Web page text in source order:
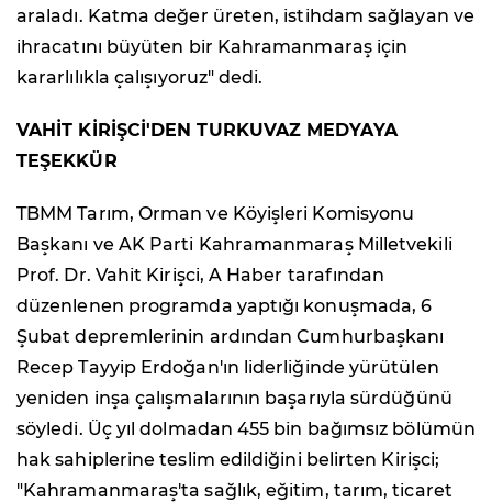
araladı. Katma değer üreten, istihdam sağlayan ve
ihracatını büyüten bir Kahramanmaraş için
kararlılıkla çalışıyoruz" dedi.
VAHİT KİRİŞCİ'DEN TURKUVAZ MEDYAYA
TEŞEKKÜR
TBMM Tarım, Orman ve Köyişleri Komisyonu
Başkanı ve AK Parti Kahramanmaraş Milletvekili
Prof. Dr. Vahit Kirişci, A Haber tarafından
düzenlenen programda yaptığı konuşmada, 6
Şubat depremlerinin ardından Cumhurbaşkanı
Recep Tayyip Erdoğan'ın liderliğinde yürütülen
yeniden inşa çalışmalarının başarıyla sürdüğünü
söyledi. Üç yıl dolmadan 455 bin bağımsız bölümün
hak sahiplerine teslim edildiğini belirten Kirişci;
"Kahramanmaraş'ta sağlık, eğitim, tarım, ticaret